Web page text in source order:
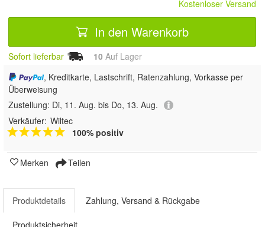
Kostenloser Versand
In den Warenkorb
Sofort lieferbar 10 Auf Lager
, Kreditkarte, Lastschrift, Ratenzahlung, Vorkasse per
Überweisung
Zustellung: Di, 11. Aug. bis Do, 13. Aug.
Verkäufer: Wiltec
100% positiv
Merken Teilen
Produktdetails Zahlung, Versand & Rückgabe